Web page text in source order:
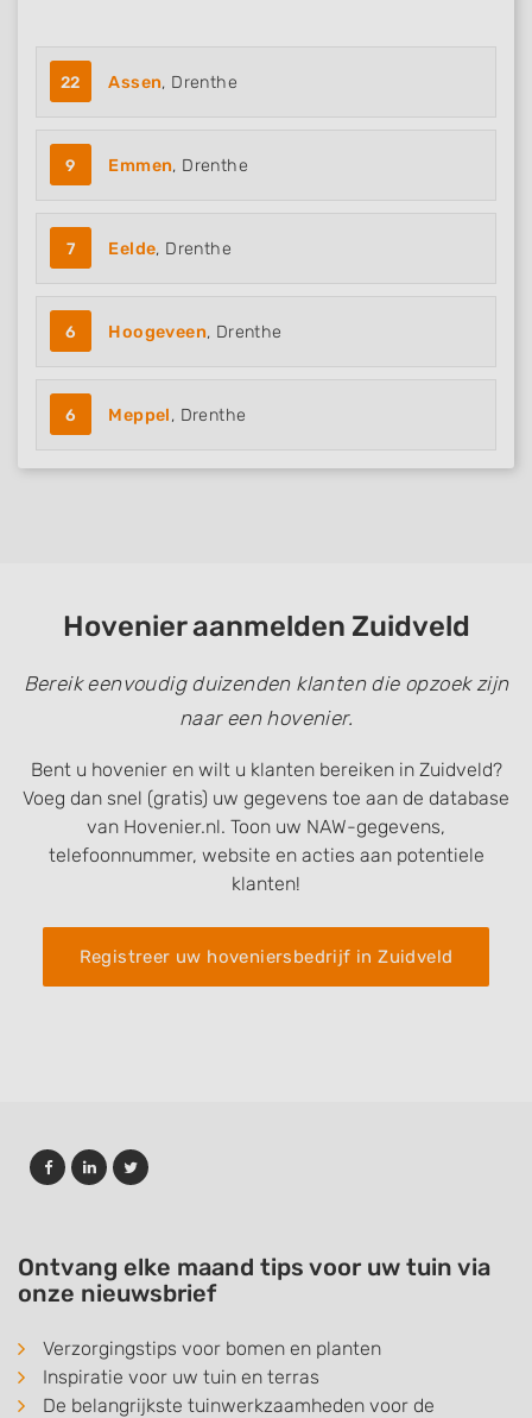
22 Assen, Drenthe
9 Emmen, Drenthe
7 Eelde, Drenthe
6 Hoogeveen, Drenthe
6 Meppel, Drenthe
Hovenier aanmelden Zuidveld
Bereik eenvoudig duizenden klanten die opzoek zijn
naar een hovenier.
Bent u hovenier en wilt u klanten bereiken in Zuidveld?
Voeg dan snel (gratis) uw gegevens toe aan de database
van Hovenier.nl. Toon uw NAW-gegevens,
telefoonnummer, website en acties aan potentiele
klanten!
Registreer uw hoveniersbedrijf in Zuidveld
Ontvang elke maand tips voor uw tuin via
onze nieuwsbrief
Verzorgingstips voor bomen en planten
Inspiratie voor uw tuin en terras
De belangrijkste tuinwerkzaamheden voor de